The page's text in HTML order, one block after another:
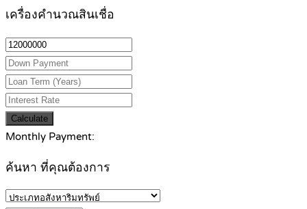
เครื่องคำนวณสินเชื่อ
Calculate
Monthly Payment:
ค้นหา ที่คุณต้องการ